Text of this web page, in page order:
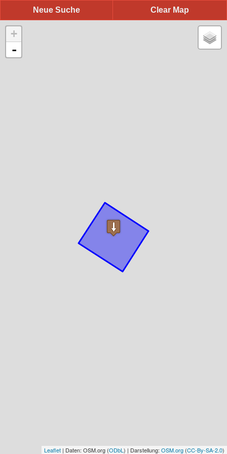
Clear Map
Neue Suche
+
-
Leaflet | Daten: OSM.org (ODbL ) | Darstellung: OSM.org (CC-By-SA-2.0)